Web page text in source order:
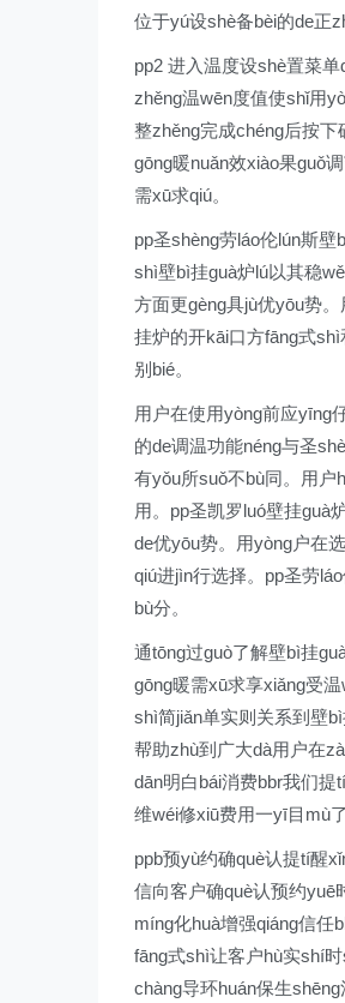
位于yú设shè备bèi的de正
pp2 进入温度设shè置菜
zhěng温wēn度值使shǐ用
整zhěng完成chéng后按
gōng暖nuǎn效xiào果guǒ
需xū求qiú。
pp圣shèng劳láo伦lún斯
shì壁bì挂guà炉lú以其稳
方面更gèng具jù优yōu势
挂炉的开kāi口方fāng式
别bié。
用户在使用yòng前应yīng
的de调温功能néng与圣
有yǒu所suǒ不bù同。用户
用。pp圣凯罗luó壁挂guà
de优yōu势。用yòng户在
qiú进jìn行选择。pp圣劳
bù分。
通tōng过guò了解壁bì挂
gōng暖需xū求享xiǎng受
shì简jiǎn单实则关系到壁
帮助zhù到广大dà用户在
dān明白bái消费bbr我们
维wéi修xiū费用一yī目mù
ppb预yù约确què认提tí醒
信向客户确què认预约yuē
míng化huà增强qiáng信任
fāng式shì让客户hù实shí
chàng导环huán保生